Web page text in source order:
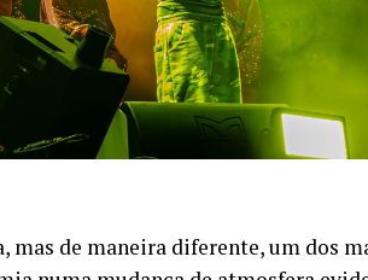
mas de maneira diferente, um dos